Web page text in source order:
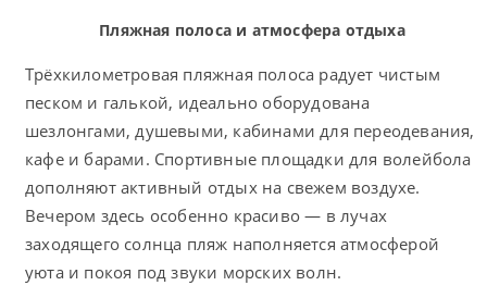
Пляжная полоса и атмосфера отдыха
Трёхкилометровая пляжная полоса радует чистым
песком и галькой, идеально оборудована
шезлонгами, душевыми, кабинами для переодевания,
кафе и барами. Спортивные площадки для волейбола
дополняют активный отдых на свежем воздухе.
Вечером здесь особенно красиво — в лучах
заходящего солнца пляж наполняется атмосферой
уюта и покоя под звуки морских волн.